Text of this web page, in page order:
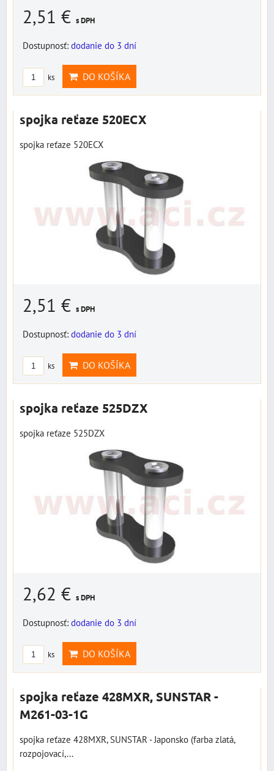
2,51 € s DPH
Dostupnosť: dodanie do 3 dní
ks DO KOŠÍKA
spojka reťaze 520ECX
spojka reťaze 520ECX
2,51 € s DPH
Dostupnosť: dodanie do 3 dní
ks DO KOŠÍKA
spojka reťaze 525DZX
spojka reťaze 525DZX
2,62 € s DPH
Dostupnosť: dodanie do 3 dní
ks DO KOŠÍKA
spojka reťaze 428MXR, SUNSTAR -
M261-03-1G
spojka reťaze 428MXR, SUNSTAR - Japonsko (farba zlatá,
rozpojovací,...